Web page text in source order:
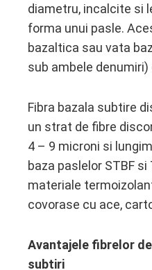
diametru, incalcite si
forma unui pasle.
bazaltica sau vata
sub ambele
Fibra bazala subtire
un strat de fibre
4 – 9 microni si
baza paslelor STBF
materiale
covorase cu ace,
Avantajele fibrelor
subtiri